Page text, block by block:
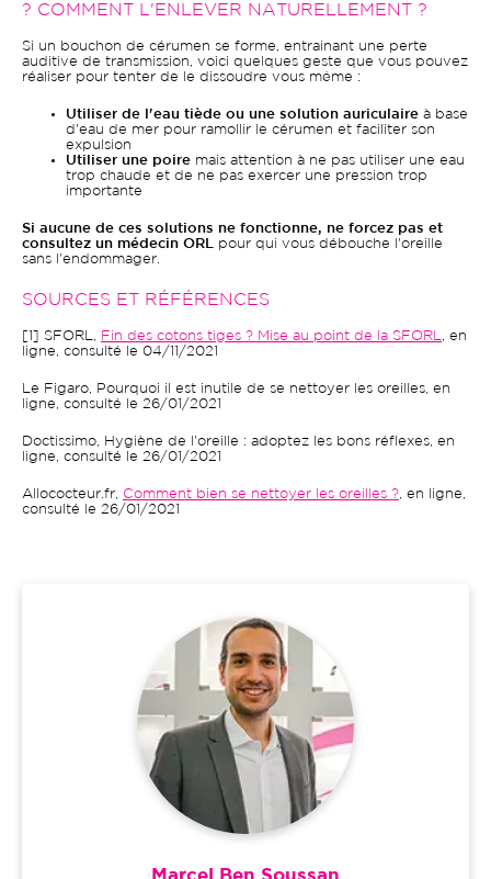
? COMMENT L'ENLEVER NATURELLEMENT ?
Si un bouchon de cérumen se forme, entrainant une perte
auditive de transmission, voici quelques geste que vous pouvez
réaliser pour tenter de le dissoudre vous même :
Utiliser de l'eau tiède ou une solution auriculaire à base
d'eau de mer pour ramollir le cérumen et faciliter son
expulsion
Utiliser une poire mais attention à ne pas utiliser une eau
trop chaude et de ne pas exercer une pression trop
importante
Si aucune de ces solutions ne fonctionne, ne forcez pas et
consultez un médecin ORL
pour qui vous débouche l'oreille
sans l'endommager.
SOURCES ET RÉFÉRENCES
[1] SFORL, Fin des cotons tiges ? Mise au point de la SFORL
, en
ligne, consulté le 04/11/2021
Le Figaro, Pourquoi il est inutile de se nettoyer les oreilles, en
ligne, consulté le 26/01/2021
Doctissimo, Hygiène de l'oreille : adoptez les bons réflexes, en
ligne, consulté le 26/01/2021
Allococteur.fr, Comment bien se nettoyer les oreilles ? , en ligne,
consulté le 26/01/2021